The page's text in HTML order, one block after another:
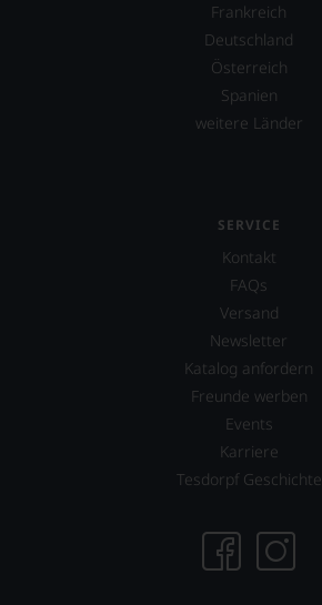
Frankreich
Deutschland
Österreich
Spanien
weitere Länder
SERVICE
Kontakt
FAQs
Versand
Newsletter
Katalog anfordern
Freunde werben
Events
Karriere
Tesdorpf Geschichte